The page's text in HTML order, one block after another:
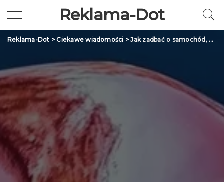
Reklama-Dot
Reklama-Dot >Ciekawe wiadomości >Jak zadbać o samochód, by wyglądał jak egzemplarz z salonu?